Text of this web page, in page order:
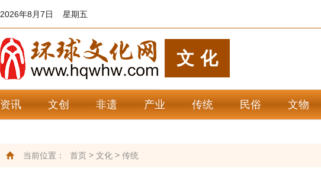
2026年8月7日 星期五
文化
资讯 文创 非遗 产业 传统 民俗 文物
当前位置： 首页 > 文化 > 传统